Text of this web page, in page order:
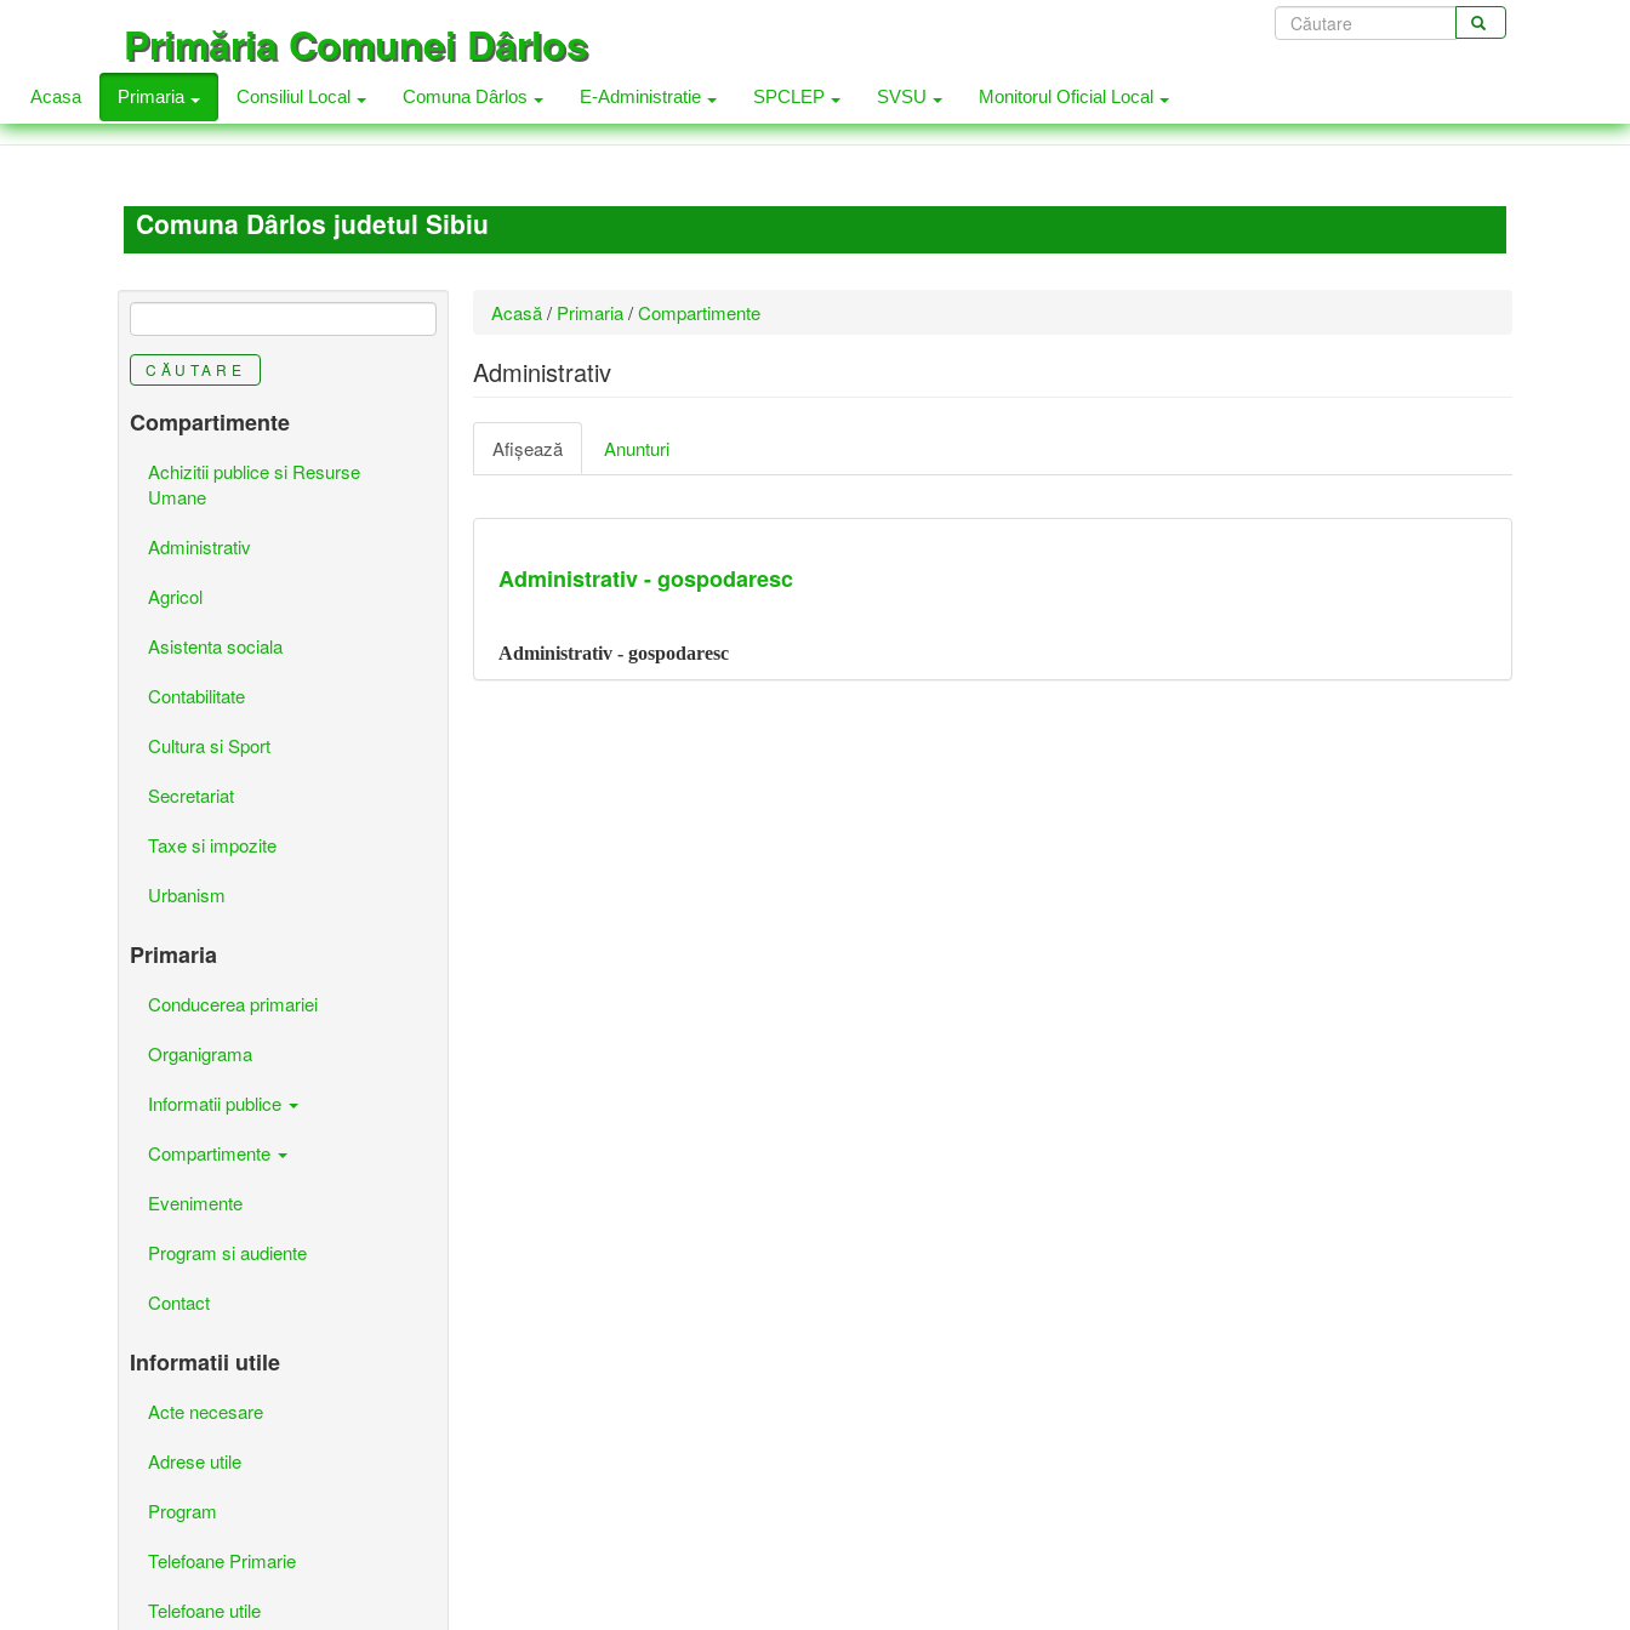
principal
Primăria Comunei Dârlos Formular
de
Acasa Primaria Consiliul Local Comuna Dârlos E-Administratie SPCLEP SVSU Monitorul Oficial Local
Comuna Dârlos judetul Sibiu
Eşti
aici
Acasă / Primaria / Compartimente
Administrativ
Taburi
primare
Afişează(tab
activ)
Anunturi
Administrativ - gospodaresc
Administrativ - gospodaresc
CĂUTARE
Compartimente
Achizitii publice si Resurse
Umane
Administrativ
Agricol
Asistenta sociala
Contabilitate
Cultura si Sport
Secretariat
Taxe si impozite
Urbanism
Primaria
Conducerea primariei
Organigrama
Informatii publice
Compartimente
Evenimente
Program si audiente
Contact
Informatii utile
Acte necesare
Adrese utile
Program
Telefoane Primarie
Telefoane utile